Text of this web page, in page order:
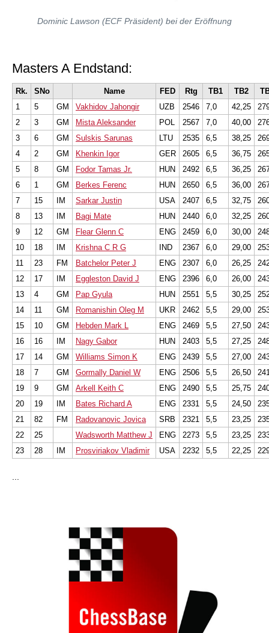
Dominic Lawson (ECF Präsident) bei der Eröffnung
Masters A Endstand:
Rk. SNo Name FED Rtg TB1 TB2
1
5 GM Vakhidov Jahongir UZB 2546 7,0 42,25
2
3 GM Mista Aleksander POL 2567 7,0 40,00
3
6 GM Sulskis Sarunas LTU 2535 6,5 38,25
4
2 GM Khenkin Igor GER 2605 6,5 36,75
5
8 GM Fodor Tamas Jr. HUN 2492 6,5 36,25
6
1 GM Berkes Ferenc HUN 2650 6,5 36,00
7
15 IM Sarkar Justin USA 2407 6,5 32,75
8
13 IM Bagi Mate HUN 2440 6,0 32,25
9
12 GM Flear Glenn C ENG 2459 6,0 30,00
10
18 IM Krishna C R G IND 2367 6,0 29,00
11
23 FM Batchelor Peter J ENG 2307 6,0 26,25
12
17 IM Eggleston David J ENG 2396 6,0 26,00
13
4 GM Pap Gyula HUN 2551 5,5 30,25
14
11 GM Romanishin Oleg M UKR 2462 5,5 29,00
15
10 GM Hebden Mark L ENG 2469 5,5 27,50
16
16 IM Nagy Gabor HUN 2403 5,5 27,25
17
14 GM Williams Simon K ENG 2439 5,5 27,00
18
7 GM Gormally Daniel W ENG 2506 5,5 26,50
19
9 GM Arkell Keith C ENG 2490 5,5 25,75
20
19 IM Bates Richard A ENG 2331 5,5 24,50
21
82 FM Radovanovic Jovica SRB 2321 5,5 23,25
22
25 Wadsworth Matthew J ENG 2273 5,5 23,25
23
28 IM Prosviriakov Vladimir USA 2232 5,5 22,25